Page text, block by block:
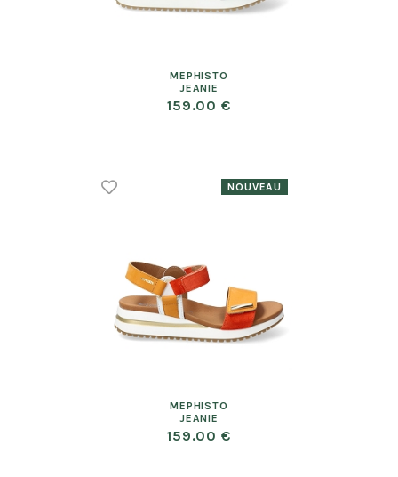
MEPHISTO
JEANIE
159.00 €
MEPHISTO
JEANIE
159.00 €